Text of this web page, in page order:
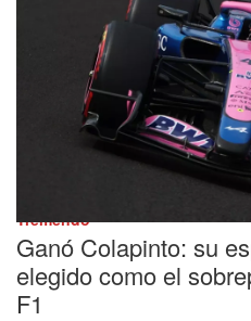
Tremendo
Ganó Colapinto: su
elegido como el
F1